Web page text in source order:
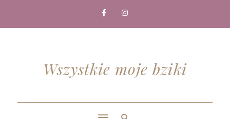
Wszystkie moje bziki